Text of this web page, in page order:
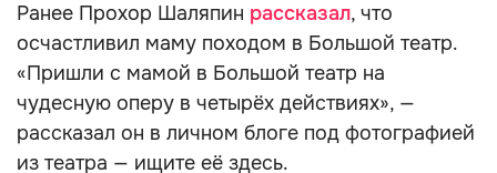
Ранее Прохор Шаляпин рассказал, что
осчастливил маму походом в Большой театр.
«Пришли с мамой в Большой театр на
чудесную оперу в четырёх действиях», —
рассказал он в личном блоге под фотографией
из театра — ищите её здесь.